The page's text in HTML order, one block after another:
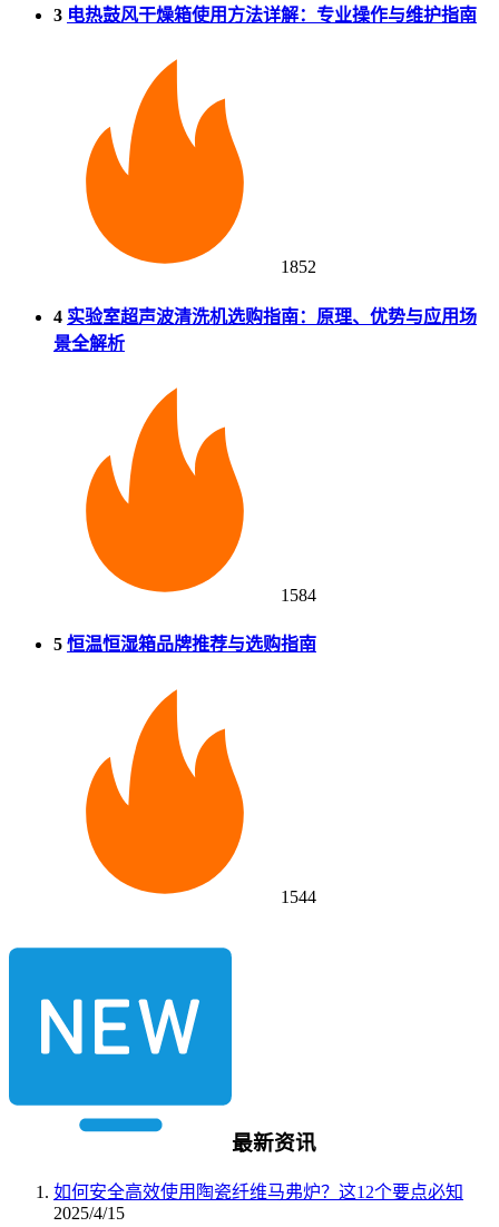
3 电热鼓风干燥箱使用方法详解：专业操作与维护指南
1852
4 实验室超声波清洗机选购指南：原理、优势与应用场
景全解析
1584
5 恒温恒湿箱品牌推荐与选购指南
1544
最新资讯
如何安全高效使用陶瓷纤维马弗炉？这12个要点必知
2025/4/15